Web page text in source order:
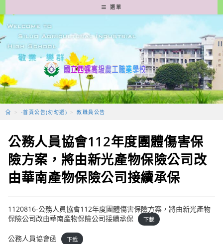
轉
至
要
容
選單
> -首頁公告(勿勾選) > 教職員公告
公務人員協會112年度團體傷害保
險方案，將由新光產物保險公司改
由華南產物保險公司接續承保
1120816-公務人員協會112年度團體傷害保險方案，將由新光產物
保險公司改由華南產物保險公司接續承保
下載
公務人員協會函 下載